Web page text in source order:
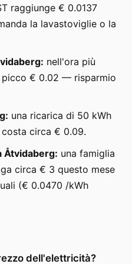
raggiunge € 0.0137
la lavastoviglie o la
nell'ora più
€ 0.02 — risparmio
una ricarica di 50 kWh
circa € 0.09.
Åtvidaberg: una famiglia
circa € 3 questo mese
(€ 0.0470 /kWh
dell'elettricità?